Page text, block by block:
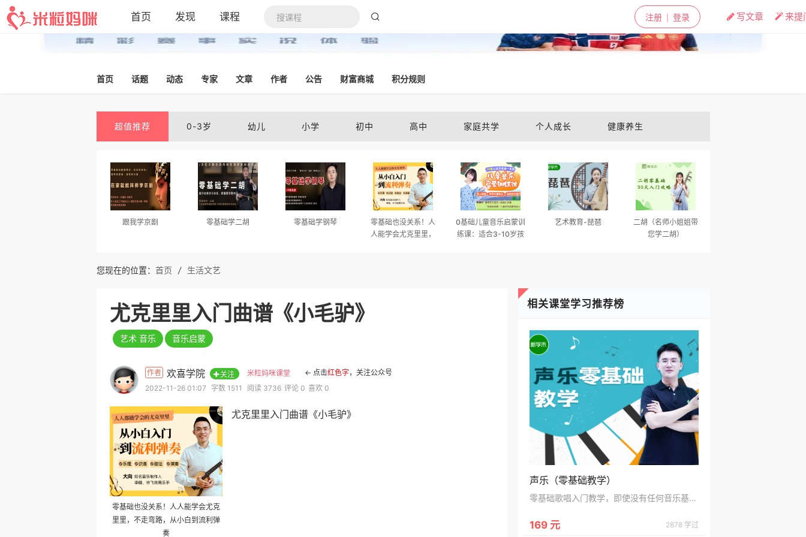
✕
来提
写文章
注册 登录
首页 发现 课程
首页 话题 动态 专家 文章 作者 公告 财富商城 积分规则
超值推荐 0-3岁 幼儿 小学 初中 高中 家庭共学 个人成长 健康养生
跟我学京剧 零基础学二胡 零基础学钢琴
零基础也没关系！人
人能学会尤克里里，
0基础儿童音乐启蒙训
练课：适合3-10岁孩
艺术教育-琵琶
二胡（名师小姐姐带
您学二胡）
您现在的位置： 首页 / 生活文艺
尤克里里入门曲谱《小毛驴》
艺术 音乐 音乐启蒙
作者 欢喜学院 关注 米粒妈咪课堂 ← 点击红色字，关注公众号
2022-11-26 01:07
字数 1511 阅读 3736 评论 0 喜欢 0
零基础也没关系！人人能学会尤克
里里，不走弯路，从小白到流利弹
奏
尤克里里入门曲谱《小毛驴》
相关课堂学习推荐榜
声乐（零基础教学）
零基础歌唱入门教学，即使没有任何音乐基础的学员也能轻松自学歌唱~
169 元 2878 学过